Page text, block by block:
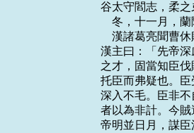
谷太守閻志，柔之
冬，十一月，
漢諸葛亮聞曹
漢主曰：「先帝
之才，固當知臣
托臣而弗疑也。
深入不毛。臣非
者以為非計。今
帝明並日月，謀